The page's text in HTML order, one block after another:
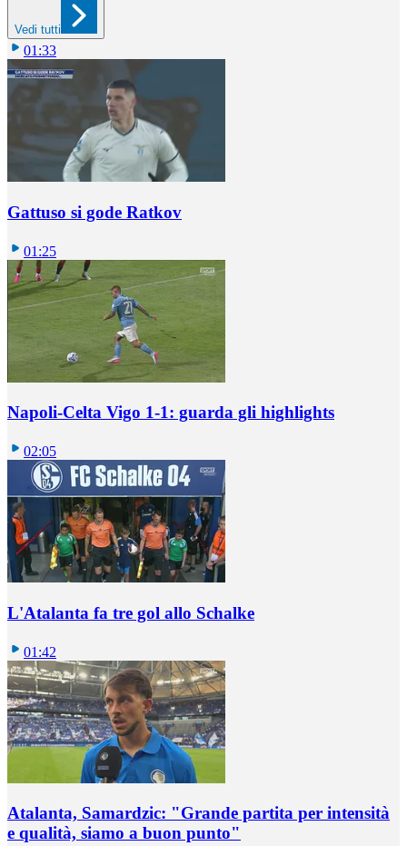
Vedi tutti
01:33
Gattuso si gode Ratkov
01:25
Napoli-Celta Vigo 1-1: guarda gli highlights
02:05
L'Atalanta fa tre gol allo Schalke
01:42
Atalanta, Samardzic: "Grande partita per intensità
e qualità, siamo a buon punto"